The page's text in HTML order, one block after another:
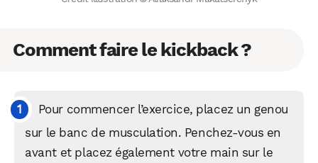
Comment faire le kickback ?
Pour commencer l’exercice, placez un genou
sur le banc de musculation. Penchez-vous en
avant et placez également votre main sur le